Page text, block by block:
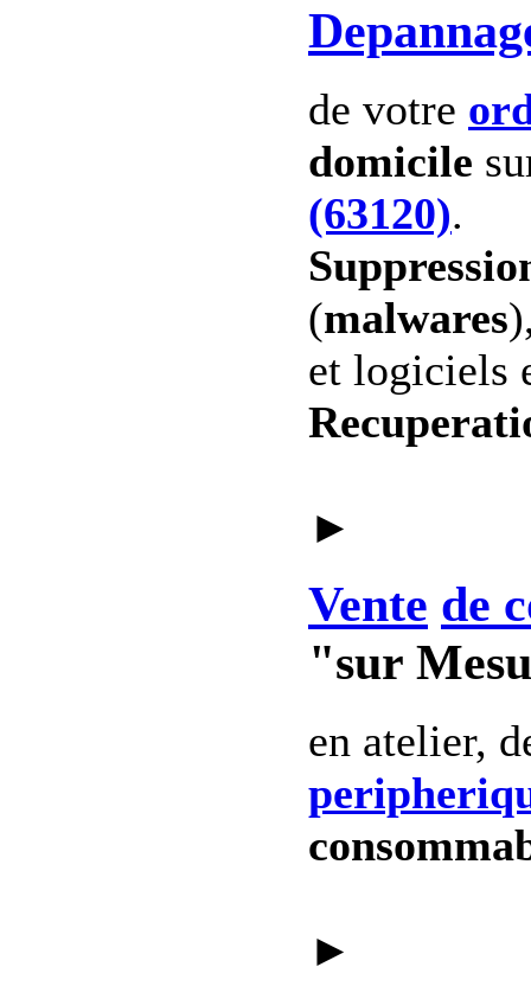
de votre
domicile
(63120).
(malwares
et logiciels
►
Vente de
"sur
en atelier,
►